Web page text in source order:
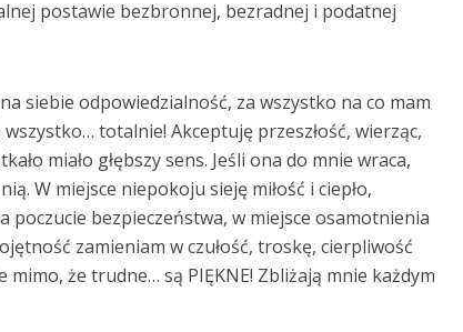
postawie bezbronnej, bezradnej i podatnej
siebie odpowiedzialność, za wszystko na co mam
wszystko… totalnie! Akceptuję przeszłość, wierząc,
miało głębszy sens. Jeśli ona do mnie wraca,
W miejsce niepokoju sieję miłość i ciepło,
poczucie bezpieczeństwa, w miejsce osamotnienia
zamieniam w czułość, troskę, cierpliwość
mimo, że trudne… są PIĘKNE! Zbliżają mnie każdym